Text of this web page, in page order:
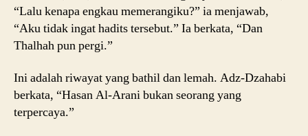
“Lalu kenapa engkau memerangiku?” ia menjawab,
“Aku tidak ingat hadits tersebut.” Ia berkata, “Dan
Thalhah pun pergi.”
Ini adalah riwayat yang bathil dan lemah. Adz-Dzahabi
berkata, “Hasan Al-Arani bukan seorang yang
terpercaya.”